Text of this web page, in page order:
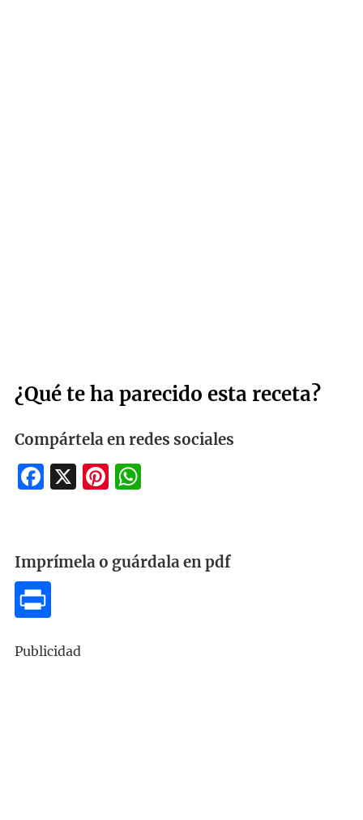
¿Qué te ha parecido esta receta?
Compártela en redes sociales
Facebook
X Pinterest
WhatsApp
Imprímela o guárdala en pdf
Publicidad